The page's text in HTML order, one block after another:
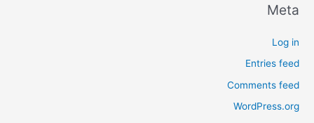
Meta
Log in
Entries feed
Comments feed
WordPress.org